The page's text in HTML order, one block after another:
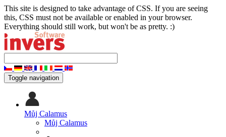
This site is designed to take advantage of CSS. If you are seeing
this, CSS must not be available or enabled in your browser.
Everything should still work, but won't be as pretty. :)
Toggle navigation
Můj Calamus
Můj Calamus